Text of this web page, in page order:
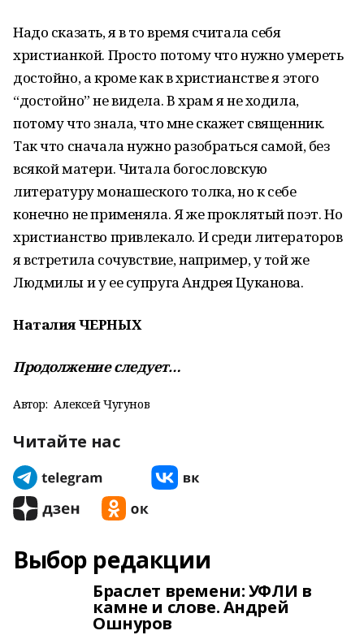
Надо сказать, я в то время считала себя
христианкой. Просто потому что нужно умереть
достойно, а кроме как в христианстве я этого
“достойно” не видела. В храм я не ходила,
потому что знала, что мне скажет священник.
Так что сначала нужно разобраться самой, без
всякой матери. Читала богословскую
литературу монашеского толка, но к себе
конечно не применяла. Я же проклятый поэт. Но
христианство привлекало. И среди литераторов
я встретила сочувствие, например, у той же
Людмилы и у ее супруга Андрея Цуканова.
Наталия ЧЕРНЫХ
Продолжение следует…
Автор: Алексей Чугунов
Читайте нас
Выбор редакции
Браслет времени: УФЛИ в
камне и слове. Андрей
Ошнуров